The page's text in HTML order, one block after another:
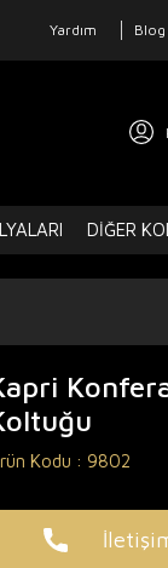
Yardım Blog
DIĞER
Kodu : 9802